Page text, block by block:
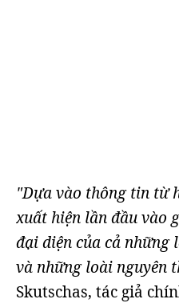
"Dựa vào thông tin từ
xuất hiện lần đầu vào
đại diện của cả những
và những loài nguyên
Skutschas, tác giả